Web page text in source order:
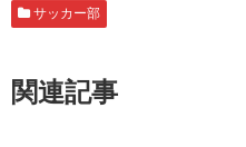
サッカー部
関連記事